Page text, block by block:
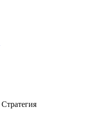
Стратегия